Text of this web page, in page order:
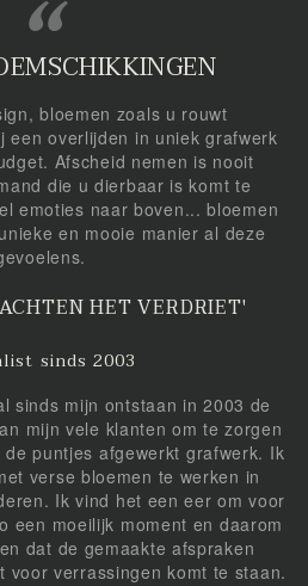
bloemen zoals u rouwt
een overlijden in uniek grafwerk
Afscheid nemen is nooit
die u dierbaar is komt te
emoties naar boven... bloemen
en mooie manier al deze
HET VERDRIET'
sinds 2003
sinds mijn ontstaan in 2003 de
mijn vele klanten om te zorgen
puntjes afgewerkt grafwerk. Ik
verse bloemen te werken in
Ik vind het een eer om voor
een moeilijk moment en daarom
dat de gemaakte afspraken
voor verrassingen komt te staan.